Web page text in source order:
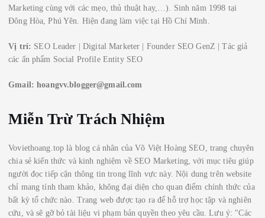
Marketing cùng với các mẹo, thủ thuật hay,…). Sinh năm 1998 tại
Đông Hòa, Phú Yên. Hiện đang làm việc tại Hồ Chí Minh.
Vị trí: SEO Leader | Digital Marketer | Founder SEO GenZ | Tác giả
các ấn phẩm Social Profile Entity SEO
Gmail:hoangvv.blogger@gmail.com
Miễn Trừ Trách Nhiệm
Voviethoang.top là blog cá nhân của Võ Việt Hoàng SEO, trang chuyên
chia sẻ kiến thức và kinh nghiệm về SEO Marketing, với mục tiêu giúp
người đọc tiếp cận thông tin trong lĩnh vực này. Nội dung trên website
chỉ mang tính tham khảo, không đại diện cho quan điểm chính thức của
bất kỳ tổ chức nào. Trang web được tạo ra để hỗ trợ học tập và nghiên
cứu, và sẽ gỡ bỏ tài liệu vi phạm bản quyền theo yêu cầu. Lưu ý: "Các